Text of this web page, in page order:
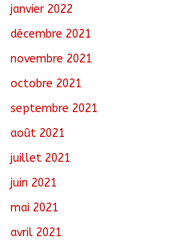
janvier 2022
décembre 2021
novembre 2021
octobre 2021
septembre 2021
août 2021
juillet 2021
juin 2021
mai 2021
avril 2021